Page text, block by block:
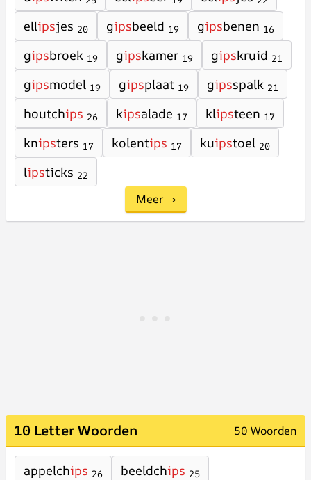
ellipsjes 20 gipsbeeld 19 gipsbenen 16
gipsbroek 19 gipskamer 19 gipskruid 21
gipsmodel 19 gipsplaat 19 gipsspalk 21
houtchips 26 kipsalade 17 klipsteen 17
knipsters 17 kolentips 17 kuipstoel 20
lipsticks 22
Meer →
10 Letter Woorden 50 Woorden
appelchips 26 beeldchips 25